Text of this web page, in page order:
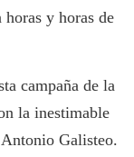
y horas de
campaña de la
la inestimable
Galisteo.